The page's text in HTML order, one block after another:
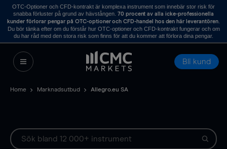
OTC-Optioner och CFD-kontrakt är komplexa instrument som innebär stor risk för
snabba förluster på grund av hävstången. 70 procent av alla icke-professionella
kunder förlorar pengar på OTC-optioner och CFD-handel hos den här leverantören.
Du bör tänka efter om du förstår hur OTC-optioner och CFD-kontrakt fungerar och om
du har råd med den stora risk som finns för att du kommer att förlora dina pengar.
Bli kund
Home Marknadsutbud Allegro.eu SA